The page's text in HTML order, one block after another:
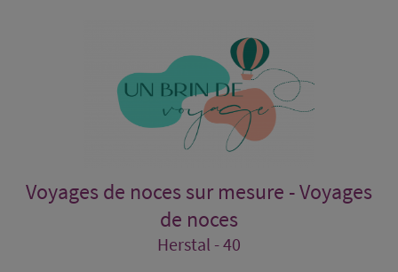
Voyages de noces sur mesure - Voyages
de noces
Herstal - 40